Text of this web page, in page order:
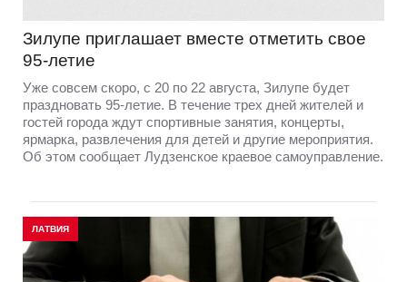
Зилупе приглашает вместе отметить свое
95-летие
Уже совсем скоро, с 20 по 22 августа, Зилупе будет
праздновать 95-летие. В течение трех дней жителей и
гостей города ждут спортивные занятия, концерты,
ярмарка, развлечения для детей и другие мероприятия.
Об этом сообщает Лудзенское краевое самоуправление.
ЛАТВИЯ